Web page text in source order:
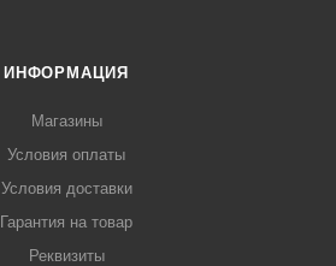
ИНФОРМАЦИЯ
Магазины
Условия оплаты
Условия доставки
Гарантия на товар
Реквизиты